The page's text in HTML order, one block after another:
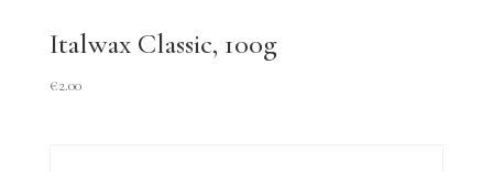
Italwax Classic, 100g
€2.00